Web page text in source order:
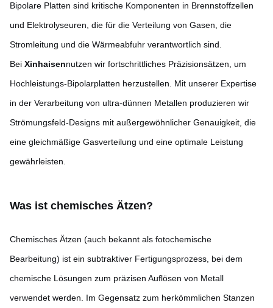
Bipolare Platten sind kritische Komponenten in Brennstoffzellen
und Elektrolyseuren, die für die Verteilung von Gasen, die
Stromleitung und die Wärmeabfuhr verantwortlich sind.
Bei Xinhaisennutzen wir fortschrittliches Präzisionsätzen, um
Hochleistungs-Bipolarplatten herzustellen. Mit unserer Expertise
in der Verarbeitung von ultra-dünnen Metallen produzieren wir
Strömungsfeld-Designs mit außergewöhnlicher Genauigkeit, die
eine gleichmäßige Gasverteilung und eine optimale Leistung
gewährleisten.
Was ist chemisches Ätzen?
Chemisches Ätzen (auch bekannt als fotochemische
Bearbeitung) ist ein subtraktiver Fertigungsprozess, bei dem
chemische Lösungen zum präzisen Auflösen von Metall
verwendet werden. Im Gegensatz zum herkömmlichen Stanzen